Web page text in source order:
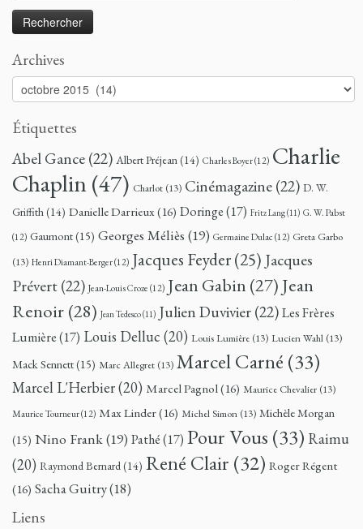
Archives
Archives
Étiquettes
Abel Gance(22) Albert Préjean(14) Charles Boyer(12) Charlie
Chaplin(47) Charlot (13) Cinémagazine(22) D. W.
Griffith(14) Danielle Darrieux(16) Doringe(17) Fritz Lang(11) G. W. Pabst
(12) Gaumont(15) Georges Méliès (19) Germaine Dulac (12) Greta Garbo
(13) Henri Diamant-Berger(12) Jacques Feyder(25) Jacques
Prévert(22) Jean-Louis Croze (12) Jean Gabin (27) Jean
Renoir (28) Jean Tedesco(11) Julien Duvivier(22)Les Frères
Lumière(17) Louis Delluc (20) Louis Lumière (13) Lucien Wahl (13)
Mack Sennett(15) Marc Allegret (13) Marcel Carné (33)
Marcel L'Herbier(20) Marcel Pagnol(16) Maurice Chevalier (13)
Maurice Tourneur(12) Max Linder(16) Michel Simon (13) Michèle Morgan
(15) Nino Frank(19) Pathé(17) Pour Vous (33) Raimu
(20) Raymond Bernard(14) René Clair (32) Roger Régent
(16) Sacha Guitry(18)
Liens